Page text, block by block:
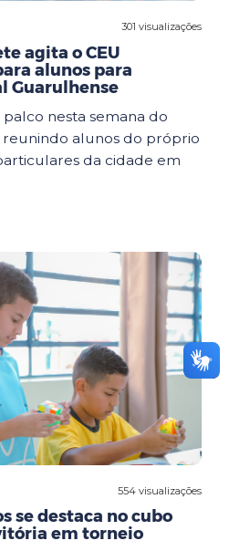
301 visualizações
agita o CEU
alunos para
Guarulhense
nesta semana do
reunindo alunos do próprio
da cidade em
554 visualizações
se destaca no cubo
em torneio